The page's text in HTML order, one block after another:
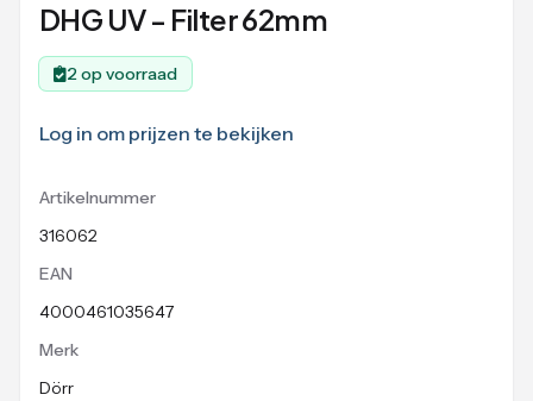
DHG UV - Filter 62mm
2 op voorraad
Log in om prijzen te bekijken
Artikelnummer
316062
EAN
4000461035647
Merk
Dörr